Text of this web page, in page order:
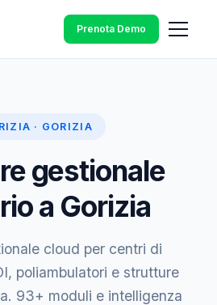
Prenota Demo
· GORIZIA
gestionale
a Gorizia
cloud per centri di
poliambulatori e strutture
93+ moduli e intelligenza